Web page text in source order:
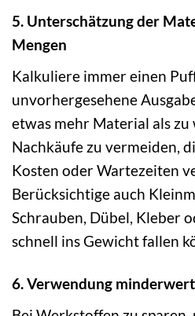
5. Unterschätzung der
Mengen
Kalkuliere immer einen
unvorhergesehene
etwas mehr Material als zu
Nachkäufe zu vermeiden,
Kosten oder Wartezeiten
Berücksichtige auch
Schrauben, Dübel, Kleber
schnell ins Gewicht fallen
6. Verwendung